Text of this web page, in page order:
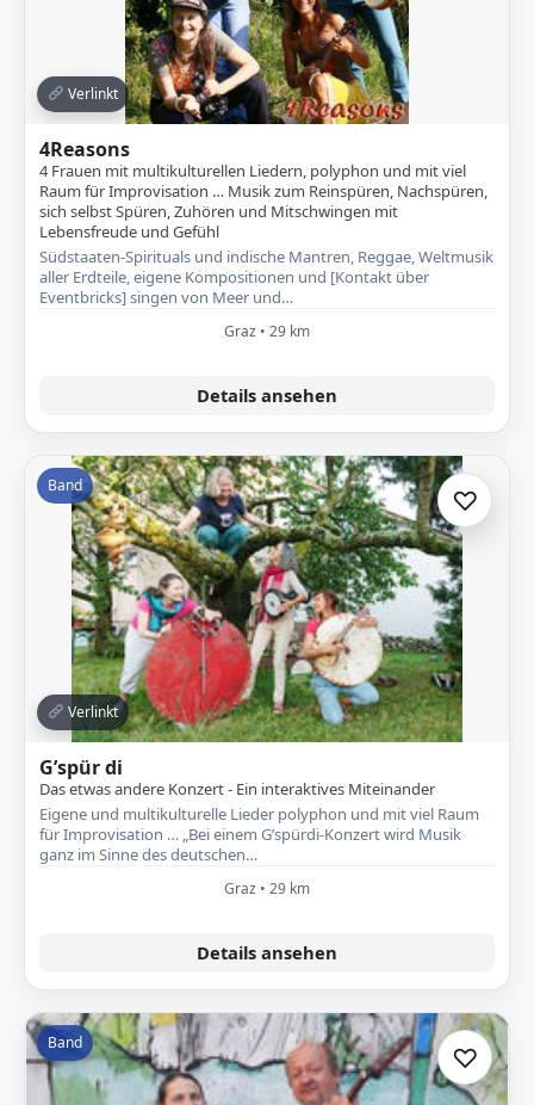
Verlinkt
4Reasons
4 Frauen mit multikulturellen Liedern, polyphon und mit viel
Raum für Improvisation … Musik zum Reinspüren, Nachspüren,
sich selbst Spüren, Zuhören und Mitschwingen mit
Lebensfreude und Gefühl
Südstaaten-Spirituals und indische Mantren, Reggae, Weltmusik
aller Erdteile, eigene Kompositionen und [Kontakt über
Eventbricks] singen von Meer und…
Graz • 29 km
Details ansehen
Band
Verlinkt
♡Zur
G’spür di
Das etwas andere Konzert - Ein interaktives Miteinander
Eigene und multikulturelle Lieder polyphon und mit viel Raum
für Improvisation … „Bei einem G’spürdi-Konzert wird Musik
ganz im Sinne des deutschen…
Graz • 29 km
Details ansehen
Band ♡Zur